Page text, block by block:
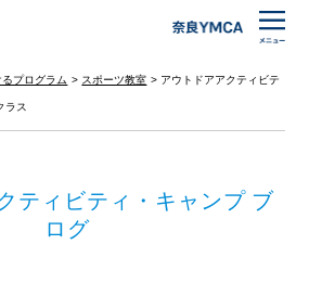
プログラム スポーツ教室 アウトドアアクティビテ
ラス
ティビティ・キャンプ ブ
ログ